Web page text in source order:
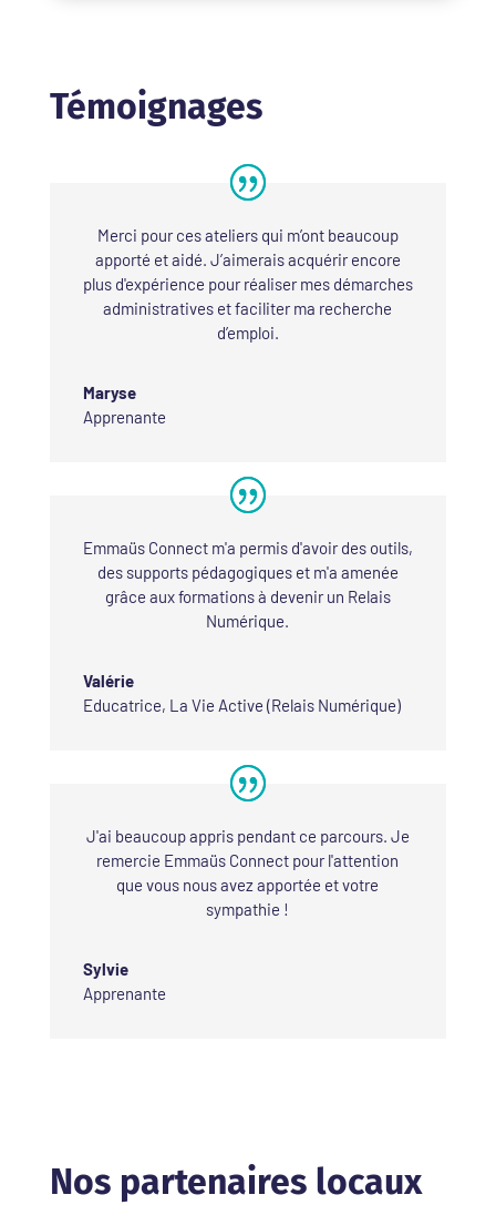
Témoignages
Merci pour ces ateliers qui m’ont beaucoup
apporté et aidé. J’aimerais acquérir encore
plus d'expérience pour réaliser mes démarches
administratives et faciliter ma recherche
d’emploi.
Maryse
Apprenante
Emmaüs Connect m'a permis d'avoir des outils,
des supports pédagogiques et m'a amenée
grâce aux formations à devenir un Relais
Numérique.
Valérie
Educatrice, La Vie Active (Relais Numérique)
J'ai beaucoup appris pendant ce parcours. Je
remercie Emmaüs Connect pour l'attention
que vous nous avez apportée et votre
sympathie !
Sylvie
Apprenante
Nos partenaires locaux